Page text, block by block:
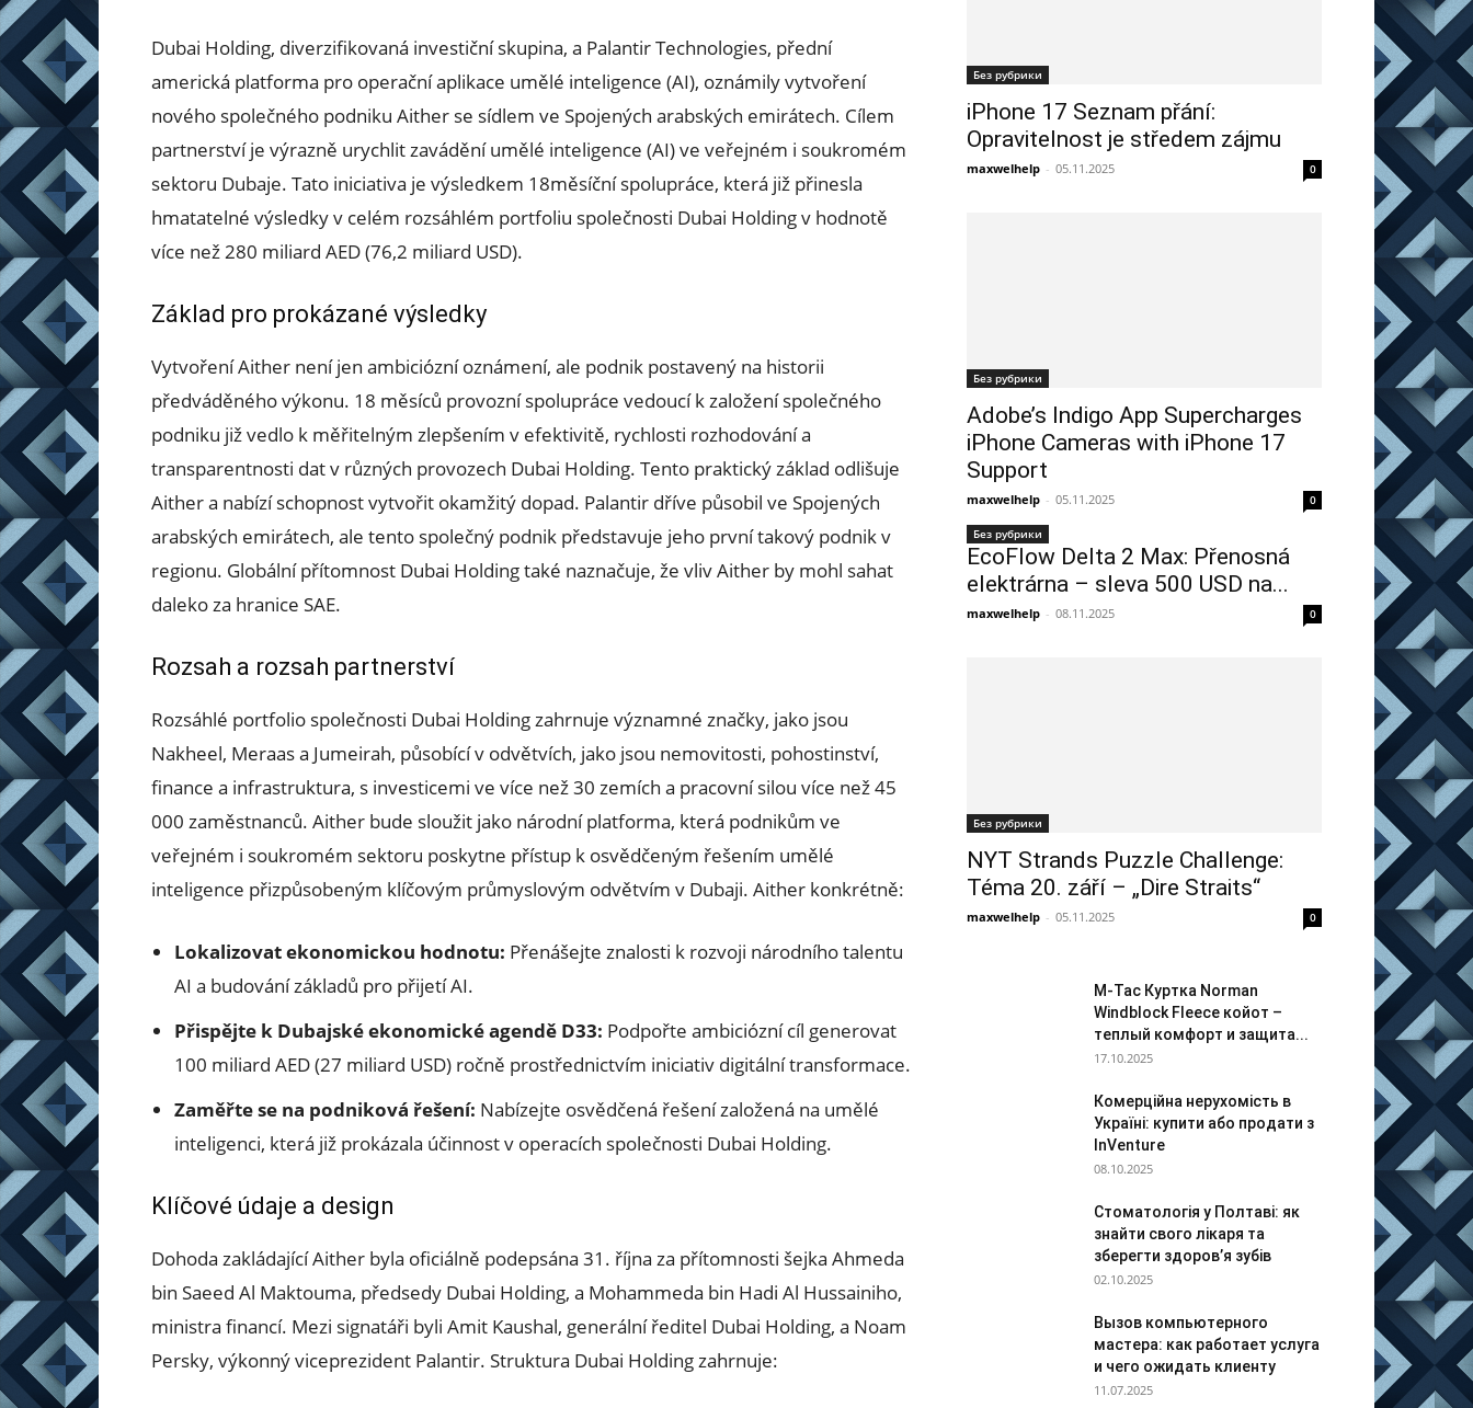
Dubai Holding, diverzifikovaná investiční skupina, a Palantir Technologies, přední
americká platforma pro operační aplikace umělé inteligence (AI), oznámily vytvoření
nového společného podniku Aither se sídlem ve Spojených arabských emirátech. Cílem
partnerství je výrazně urychlit zavádění umělé inteligence (AI) ve veřejném i soukromém
sektoru Dubaje. Tato iniciativa je výsledkem 18měsíční spolupráce, která již přinesla
hmatatelné výsledky v celém rozsáhlém portfoliu společnosti Dubai Holding v hodnotě
více než 280 miliard AED (76,2 miliard USD).
Základ pro prokázané výsledky
Vytvoření Aither není jen ambiciózní oznámení, ale podnik postavený na historii
předváděného výkonu. 18 měsíců provozní spolupráce vedoucí k založení společného
podniku již vedlo k měřitelným zlepšením v efektivitě, rychlosti rozhodování a
transparentnosti dat v různých provozech Dubai Holding. Tento praktický základ odlišuje
Aither a nabízí schopnost vytvořit okamžitý dopad. Palantir dříve působil ve Spojených
arabských emirátech, ale tento společný podnik představuje jeho první takový podnik v
regionu. Globální přítomnost Dubai Holding také naznačuje, že vliv Aither by mohl sahat
daleko za hranice SAE.
Rozsah a rozsah partnerství
Rozsáhlé portfolio společnosti Dubai Holding zahrnuje významné značky, jako jsou
Nakheel, Meraas a Jumeirah, působící v odvětvích, jako jsou nemovitosti, pohostinství,
finance a infrastruktura, s investicemi ve více než 30 zemích a pracovní silou více než 45
000 zaměstnanců. Aither bude sloužit jako národní platforma, která podnikům ve
veřejném i soukromém sektoru poskytne přístup k osvědčeným řešením umělé
inteligence přizpůsobeným klíčovým průmyslovým odvětvím v Dubaji. Aither konkrétně:
Lokalizovat ekonomickou hodnotu: Přenášejte znalosti k rozvoji národního talentu
AI a budování základů pro přijetí AI.
Přispějte k Dubajské ekonomické agendě D33: Podpořte ambiciózní cíl generovat
100 miliard AED (27 miliard USD) ročně prostřednictvím iniciativ digitální transformace.
Zaměřte se na podniková řešení: Nabízejte osvědčená řešení založená na umělé
inteligenci, která již prokázala účinnost v operacích společnosti Dubai Holding.
Klíčové údaje a design
Dohoda zakládající Aither byla oficiálně podepsána 31. října za přítomnosti šejka Ahmeda
bin Saeed Al Maktouma, předsedy Dubai Holding, a Mohammeda bin Hadi Al Hussainiho,
ministra financí. Mezi signatáři byli Amit Kaushal, generální ředitel Dubai Holding, a Noam
Persky, výkonný viceprezident Palantir. Struktura Dubai Holding zahrnuje:
Без рубрики
iPhone 17 Seznam přání:
Opravitelnost je středem zájmu
maxwelhelp - 05.11.2025 0
Без рубрики
Adobe’s Indigo App Supercharges
iPhone Cameras with iPhone 17
Support
maxwelhelp - 05.11.2025 0
Без рубрики
EcoFlow Delta 2 Max: Přenosná
elektrárna – sleva 500 USD na...
maxwelhelp - 08.11.2025 0
Без рубрики
NYT Strands Puzzle Challenge:
Téma 20. září – „Dire Straits“
maxwelhelp - 05.11.2025 0
M-Tac Куртка Norman
Windblock Fleece койот –
теплый комфорт и защита...
17.10.2025
Комерційна нерухомість в
Україні: купити або продати з
InVenture
08.10.2025
Стоматологія у Полтаві: як
знайти свого лікаря та
зберегти здоров’я зубів
02.10.2025
Вызов компьютерного
мастера: как работает услуга
и чего ожидать клиенту
11.07.2025